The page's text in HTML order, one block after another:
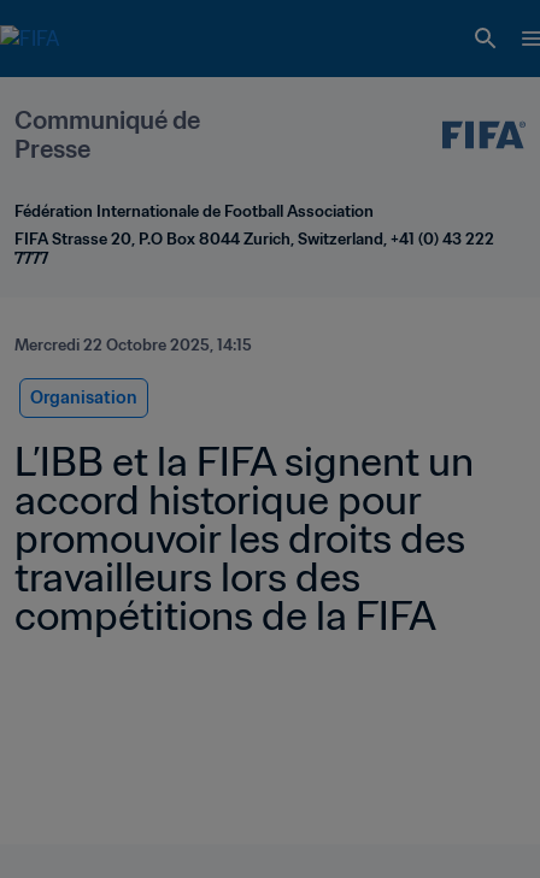
Communiqué de
Presse
Fédération Internationale de Football Association
FIFA Strasse 20, P.O Box 8044 Zurich, Switzerland, +41 (0) 43 222
7777
Mercredi 22 Octobre 2025, 14:15
Organisation
L’IBB et la FIFA signent un
accord historique pour
promouvoir les droits des
travailleurs lors des
compétitions de la FIFA